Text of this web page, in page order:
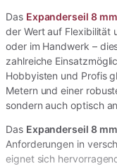
Das Expanderseil 8 mm
der Wert auf Flexibilität
oder im Handwerk –
zahlreiche
Hobbyisten und Profis
Metern und einer
sondern auch optisch
Das Expanderseil 8 mm
Anforderungen in
eignet sich